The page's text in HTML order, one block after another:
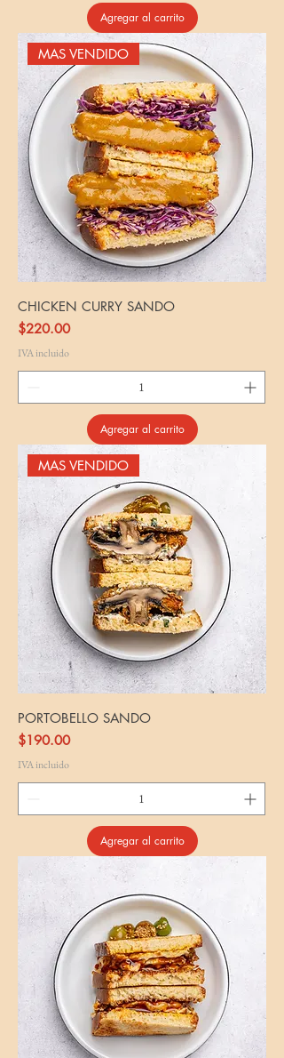
Agregar al carrito
MAS VENDIDO
CHICKEN CURRY SANDO
Precio
$220.00
IVA incluido
Agregar al carrito
MAS VENDIDO
PORTOBELLO SANDO
Precio
$190.00
IVA incluido
Agregar al carrito